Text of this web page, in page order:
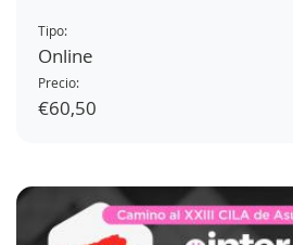
Tipo:
Online
Precio:
€60,50